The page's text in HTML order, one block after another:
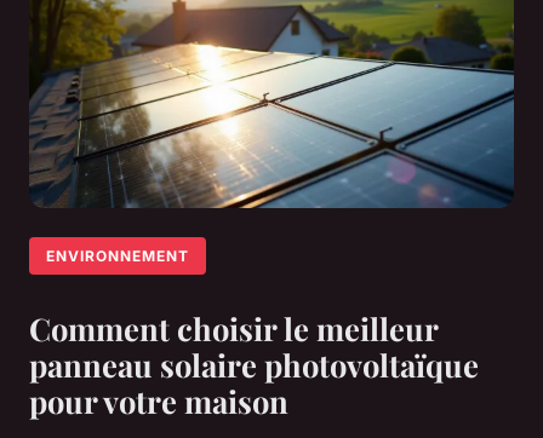
ENVIRONNEMENT
Comment choisir le meilleur
panneau solaire photovoltaïque
pour votre maison